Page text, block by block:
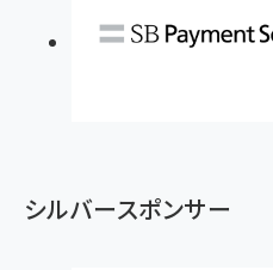
シルバースポンサー